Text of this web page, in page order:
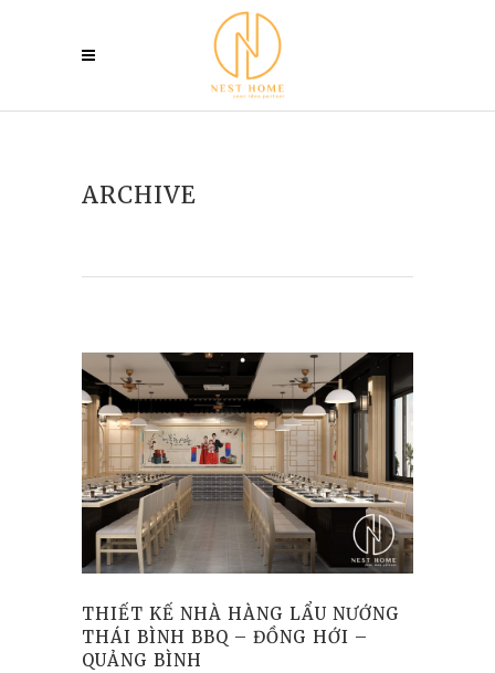
ARCHIVE
THIẾT KẾ NHÀ HÀNG LẨU NƯỚNG
THÁI BÌNH BBQ – ĐỒNG HỚI –
QUẢNG BÌNH